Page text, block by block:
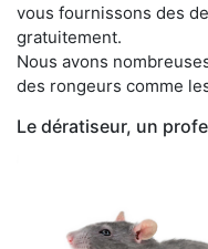
vous fournissons des
gratuitement.
Nous avons
des rongeurs comme
Le dératiseur, un